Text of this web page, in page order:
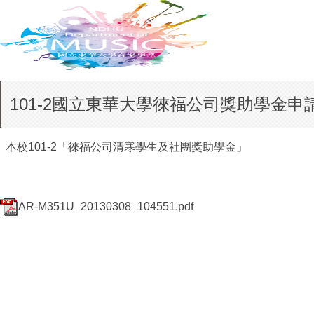
101-2國立東華大學徠福公司獎助學金申
本校101-2「徠福公司清寒學生及社團獎助學金」
AR-M351U_20130308_104551.pdf